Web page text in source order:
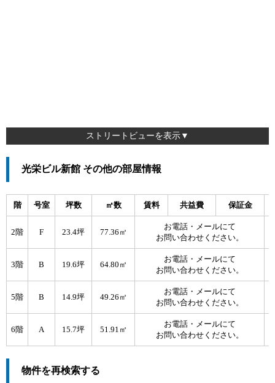
ストリートビューを表示▼
光栄ビル新館 その他の部屋情報
階 号室 坪数 ㎡数 賃料 共益費 保証金
2階 F 23.4坪 77.36㎡
お電話・メールにて
お問い合わせください。
3階 B 19.6坪 64.80㎡
お電話・メールにて
お問い合わせください。
5階 B 14.9坪 49.26㎡
お電話・メールにて
お問い合わせください。
6階 A 15.7坪 51.91㎡
お電話・メールにて
お問い合わせください。
物件を再検索する